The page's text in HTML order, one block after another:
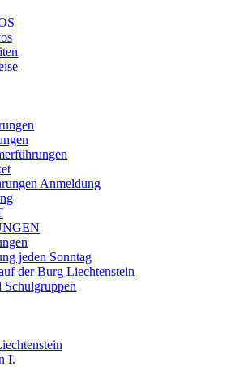
Anmeldung
jeden Sonntag
der Burg Liechtenstein
I.